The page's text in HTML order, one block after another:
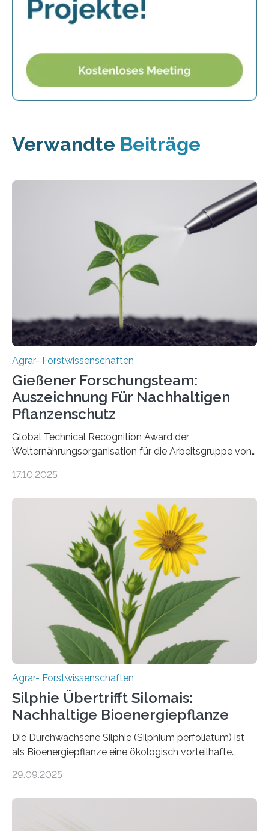
Verwandte Beiträge
Agrar- Forstwissenschaften
Gießener Forschungsteam:
Auszeichnung Für Nachhaltigen
Pflanzenschutz
Global Technical Recognition Award der
Welternährungsorganisation für die Arbeitsgruppe von
Insektenbiotechnologie der JLU Insekten spielen eine
aber Krankheiten übertragen und der Landwirtschaft
und dem Gartenbau erhebliche Schäden zufügen. Es ist
daher entscheidend, Schadinsekten effektiv zu
bekämpfen, während gleichzeitig nützliche Insekten
erhalten bleiben. An der Justus-Liebig-Universität
Gießen (JLU) erforscht die Arbeitsgruppe von Prof. Dr.
Marc F. Schetelig am Institut für
Insektenbiotechnologie neue biologische und
biotechnologische Verfahren zur…
17.10.2025
Agrar- Forstwissenschaften
Silphie Übertrifft Silomais:
Nachhaltige Bioenergiepflanze
Die Durchwachsene Silphie (Silphium perfoliatum) ist
als Bioenergiepflanze eine ökologisch vorteilhafte
mehrjährigen Vergleichsstudie von Forschenden der
nach nachhaltigen Alternativen zur Energiegewinnung
29.09.2025